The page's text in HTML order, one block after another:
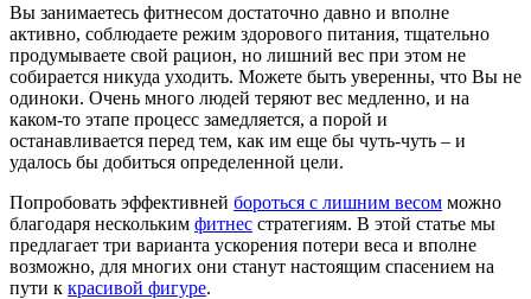
Вы занимаетесь фитнесом достаточно давно и вполне
активно, соблюдаете режим здорового питания, тщательно
продумываете свой рацион, но лишний вес при этом не
собирается никуда уходить. Можете быть уверенны, что Вы не
одиноки. Очень много людей теряют вес медленно, и на
каком-то этапе процесс замедляется, а порой и
останавливается перед тем, как им еще бы чуть-чуть – и
удалось бы добиться определенной цели.
Попробовать эффективней бороться с лишним весом можно
благодаря нескольким фитнес стратегиям. В этой статье мы
предлагает три варианта ускорения потери веса и вполне
возможно, для многих они станут настоящим спасением на
пути к красивой фигуре.